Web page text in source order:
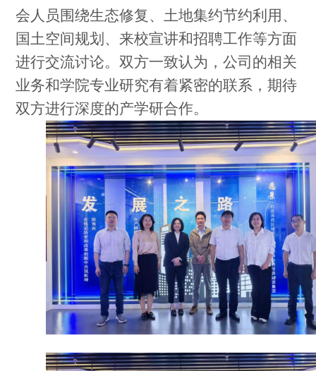
会人员围绕生态修复、土地集约节约利用、
国土空间规划、来校宣讲和招聘工作等方面
进行交流讨论。双方一致认为，公司的相关
业务和学院专业研究有着紧密的联系，期待
双方进行深度的产学研合作。